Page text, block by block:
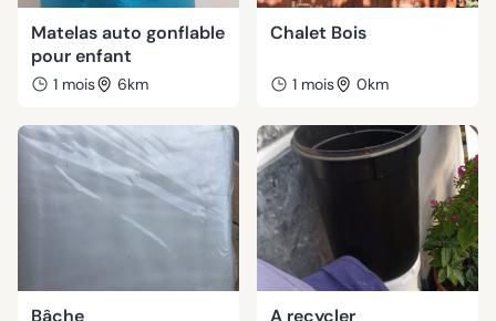
Matelas auto gonflable
pour enfant
1 mois 6km
Chalet Bois
1 mois 0km
Bâche A recycler